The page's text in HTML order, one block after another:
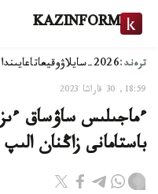
KAZINFORM
ترەند:2026-سايلاۋ وقيعا
18:59, 30 قاراشا 2023
ءماجىلىس ساۋساق
باستامانى زاڭنان